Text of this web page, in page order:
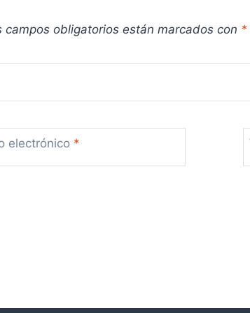
campos obligatorios están marcados con *
electrónico *